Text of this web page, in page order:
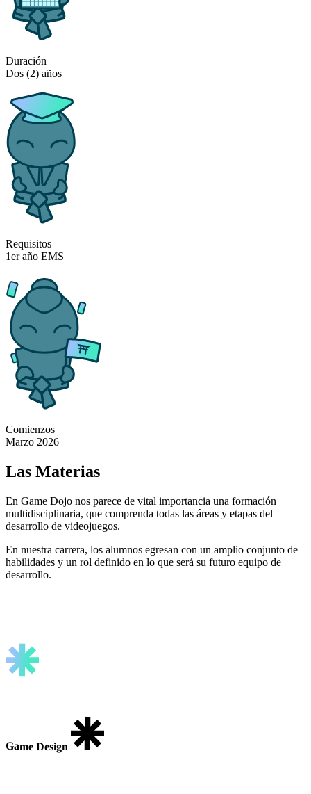
Duración
Dos (2) años
Requisitos
1er año EMS
Comienzos
Marzo 2026
Las Materias
En Game Dojo nos parece de vital importancia una formación
multidisciplinaria, que comprenda todas las áreas y etapas del
desarrollo de videojuegos.
En nuestra carrera, los alumnos egresan con un amplio conjunto de
habilidades y un rol definido en lo que será su futuro equipo de
desarrollo.
Game Design